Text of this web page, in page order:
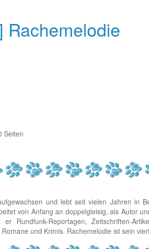
Rachemelodie
Seiten
und lebt seit vielen Jahren in
von Anfang an doppelgleisig, als Autor
Rundfunk-Reportagen, Zeitschriften-
und Krimis. Rachemelodie ist sein